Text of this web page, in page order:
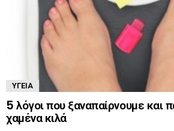
ΥΓΕΊΑ
5 λόγοι που ξαναπαίρνουμε και
χαμένα κιλά